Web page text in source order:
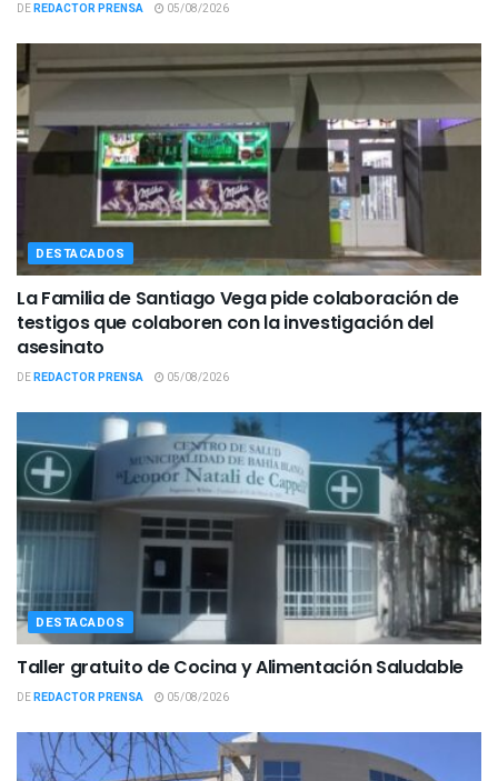
DEREDACTOR PRENSA 05/08/2026
DESTACADOS
La Familia de Santiago Vega pide colaboración de
testigos que colaboren con la investigación del
asesinato
DEREDACTOR PRENSA 05/08/2026
DESTACADOS
Taller gratuito de Cocina y Alimentación Saludable
DEREDACTOR PRENSA 05/08/2026